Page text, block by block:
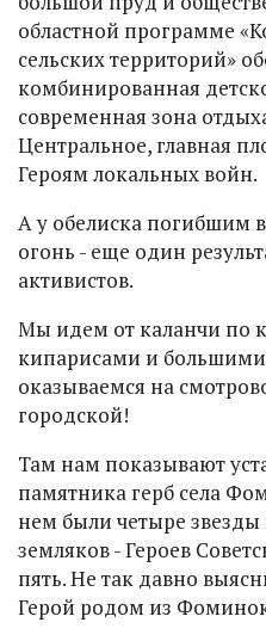
областной программе
сельских территорий»
комбинированная
современная зона
Центральное, главная
Героям локальных войн.
А у обелиска погибшим
огонь - еще один
активистов.
Мы идем от каланчи по
кипарисами и
оказываемся на
городской!
Там нам показывают
памятника герб села
нем были четыре звезды
земляков - Героев
пять. Не так давно
Герой родом из